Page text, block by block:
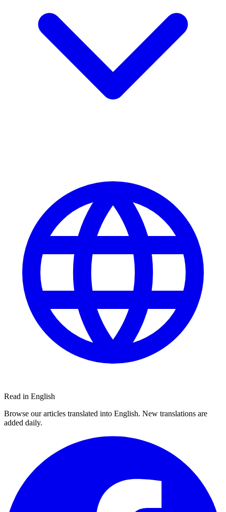
Read in English
Browse our articles translated into English. New translations are
added daily.